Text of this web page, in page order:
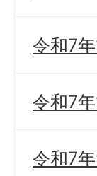
令和7
令和7
令和7